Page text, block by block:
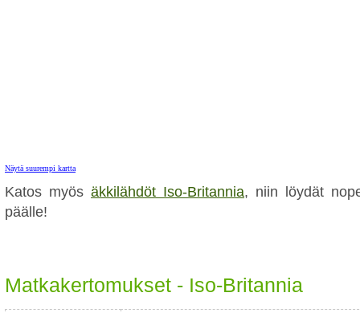
Näytä suurempi kartta
Katos myös äkkilähdöt Iso-Britannia, niin löydät
päälle!
Matkakertomukset - Iso-Britannia